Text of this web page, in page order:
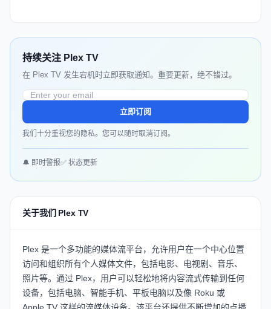
持续关注 Plex TV
在 Plex TV 发生宕机时立即获取通知。重要更新，绝不错过。
立即订阅
我们十分重视您的隐私。您可以随时取消订阅。
🔔 即时警报✅ 状态更新
关于我们 Plex TV
Plex 是一个多功能的媒体流平台，允许用户在一个中心位置
访问和组织所有个人媒体文件，包括电影、电视剧、音乐、
照片等。通过 Plex，用户可以轻松地将内容流式传输到任何
设备，包括电脑、智能手机、平板电脑以及像 Roku 或